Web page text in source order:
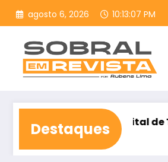
Pular
para
conteúdo
agosto 6, 2026 10:13:08 PM
Destaques
do Hospital de Taperuaba